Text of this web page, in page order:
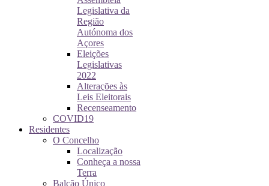
Legislativa da
Região
Autónoma dos
Açores
Eleições
Legislativas
2022
Alterações às
Leis Eleitorais
Recenseamento
COVID19
Residentes
O Concelho
Localização
Conheça a nossa
Terra
Balcão Único